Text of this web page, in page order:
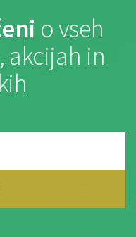
o vseh
akcijah in